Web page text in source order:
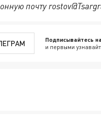
почту
Подписывайтесь
и первыми